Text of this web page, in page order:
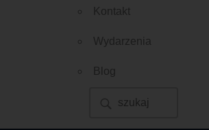
Kontakt
Wydarzenia
Blog